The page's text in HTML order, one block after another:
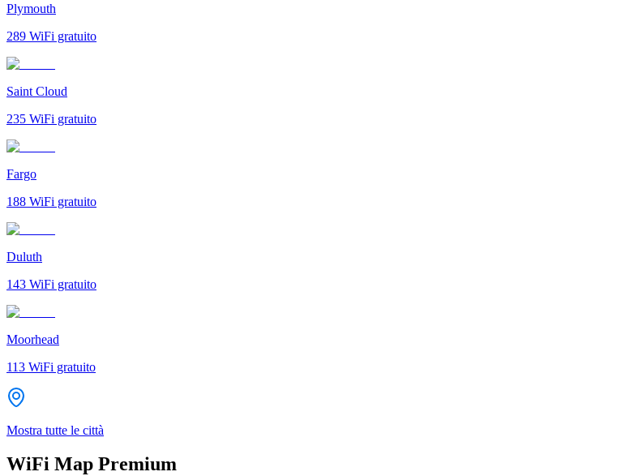
Plymouth
289 WiFi gratuito
Saint Cloud
235 WiFi gratuito
Fargo
188 WiFi gratuito
Duluth
143 WiFi gratuito
Moorhead
113 WiFi gratuito
Mostra tutte le città
WiFi Map Premium